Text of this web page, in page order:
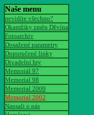
Naše menu
nevidíte všechno?
Okamžiky změn Děvína
Fotoarchiv
Dosažené parametry
Doporučené linky
Divadelní hry
Memoriál 97
Memorial 98
Memorial 2000
Memorial 2002
Napsali o nás